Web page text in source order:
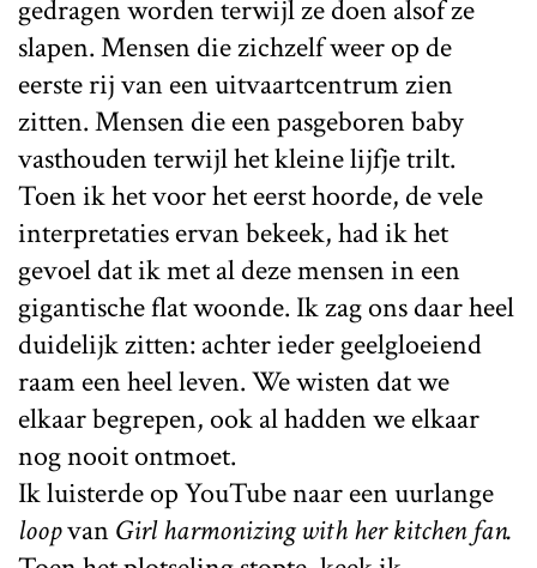
gedragen worden terwijl ze doen alsof ze
slapen. Mensen die zichzelf weer op de
eerste rij van een uitvaartcentrum zien
zitten. Mensen die een pasgeboren baby
vasthouden terwijl het kleine lijfje trilt.
Toen ik het voor het eerst hoorde, de vele
interpretaties ervan bekeek, had ik het
gevoel dat ik met al deze mensen in een
gigantische flat woonde. Ik zag ons daar heel
duidelijk zitten: achter ieder geelgloeiend
raam een heel leven. We wisten dat we
elkaar begrepen, ook al hadden we elkaar
nog nooit ontmoet.
Ik luisterde op YouTube naar een uurlange
loopvanGirl harmonizing with her kitchen fan.